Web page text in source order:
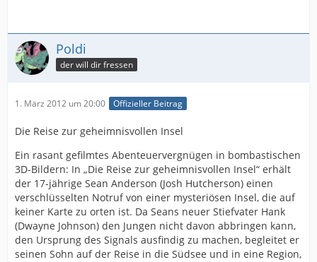
Poldi
der will dir fressen
1. März 2012 um 20:00 Offizieller Beitrag
Die Reise zur geheimnisvollen Insel
Ein rasant gefilmtes Abenteuervergnügen in bombastischen
3D-Bildern: In „Die Reise zur geheimnisvollen Insel“ erhält
der 17-jährige Sean Anderson (Josh Hutcherson) einen
verschlüsselten Notruf von einer mysteriösen Insel, die auf
keiner Karte zu orten ist. Da Seans neuer Stiefvater Hank
(Dwayne Johnson) den Jungen nicht davon abbringen kann,
den Ursprung des Signals ausfindig zu machen, begleitet er
seinen Sohn auf der Reise in die Südsee und in eine Region,